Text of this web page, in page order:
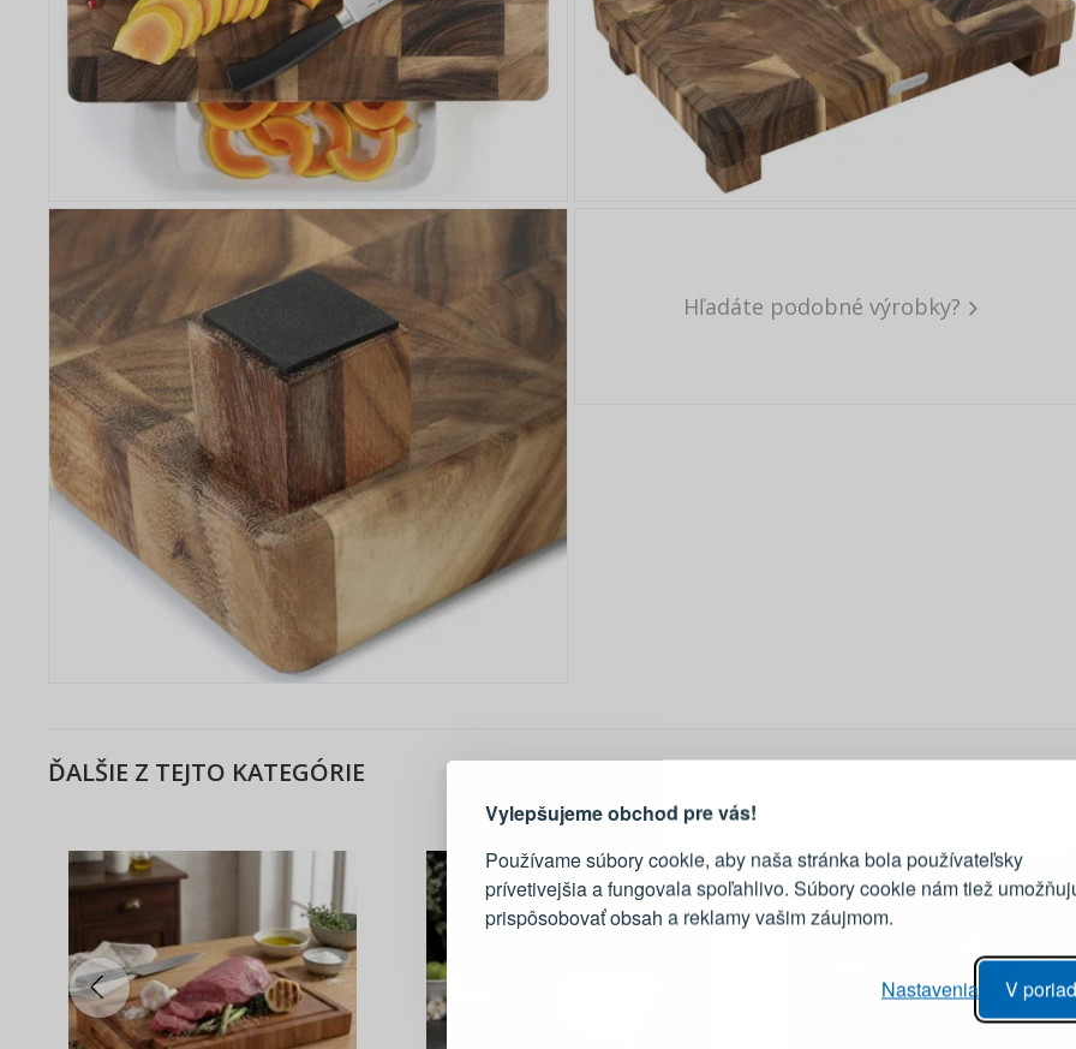
Vylepšujeme obchod pre vás!
Používame súbory cookie, aby naša stránka bola používateľsky
prívetivejšia a fungovala spoľahlivo. Súbory cookie nám tiež
prispôsobovať obsah a reklamy vašim záujmom.
V
Nastavenia
Hľadáte podobné výrobky?
ĎALŠIE Z TEJTO KATEGÓRIE
účet
E-mail
PRIHLÁSIŤ